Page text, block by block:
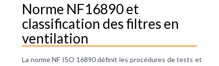
Norme NF16890 et
classification des filtres en
ventilation
La norme NF ISO 16890 définit les procédures de tests et